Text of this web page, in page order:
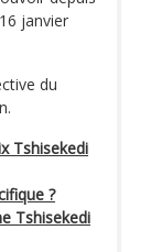
janvier
du
Tshisekedi
?
Tshisekedi